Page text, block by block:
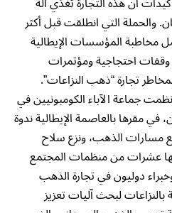
والحملة التي انطلقت قبل أكثر
مخاطبة المؤسسات الإيطالية
وقفات احتجاجية ومؤتمرات
تجارة “ذهب النزاعات”.
جماعة الآباء الكومبونيين في
في مقرها بالعاصمة الإيطالية ندوة
مسارات الذهب، ونزع سلاح
عشرات من منظمات المجتمع
دوليون في تجارة الذهب
بالنزاعات لبحث آليات تعزيز